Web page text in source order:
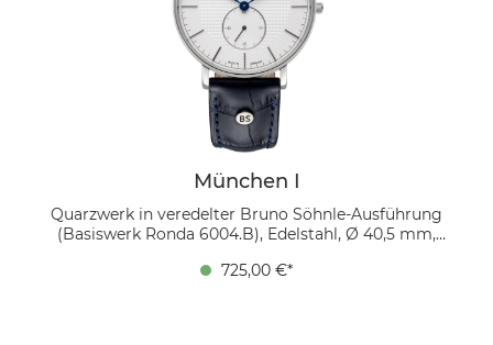
München I
Quarzwerk in veredelter Bruno Söhnle-Ausführung
(Basiswerk Ronda 6004.B), Edelstahl, Ø 40,5 mm,
Kalbsleder dunkelblau, Faltschließe
725,00 €*